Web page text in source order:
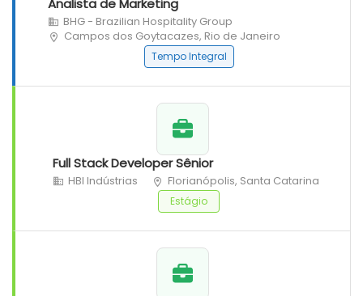
Analista de Marketing
BHG - Brazilian Hospitality Group
Campos dos Goytacazes, Rio de Janeiro
Tempo Integral
Full Stack Developer Sênior
HBI Indústrias Florianópolis, Santa Catarina
Estágio